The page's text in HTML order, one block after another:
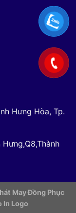
Hưng Hòa, Tp.
May Đồng Phục
In Logo